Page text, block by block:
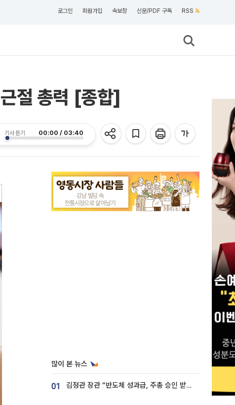
로그인 회원가입 속보창 신문/PDF 구독 RSS
절 총력 [종합]
기사 듣기 00:00 / 03:40
많이 본 뉴스
01 김정관 장관 “반도체 성과급, 주총 승인 받도록”…상법·자본시장법 개정 시사